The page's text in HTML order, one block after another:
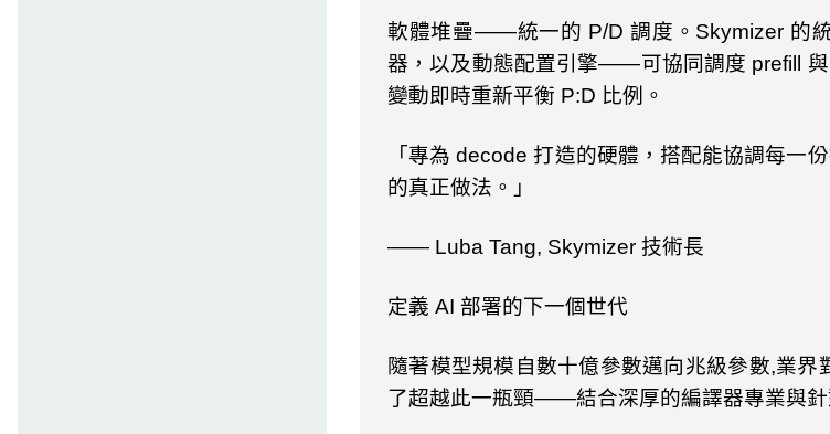
軟體堆疊——統一的 P/D調度。 Skymizer 的
器，以及動態配置引擎——可協同調度 prefill 與
變動即時重新平衡 P:D 比例。
「專為 decode打造的硬體，搭配能協調每一
的真正做法。」
—— Luba Tang, Skymizer 技術長
定義 AI 部署的下一個世代
隨著模型規模自數十億參數邁向兆級參數,業界
了超越此一瓶頸——結合深厚的編譯器專業與針